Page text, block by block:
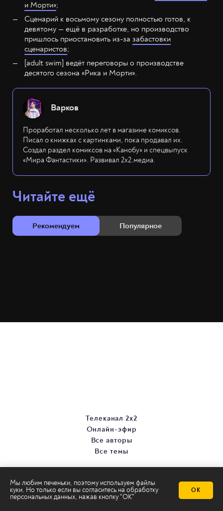
и Морти»;
Сценарий к восьмому сезону полностью готов, к
девятому — ещё в разработке, но производство
пришлось приостановить из-за забастовки
сценаристов;
[adult swim] ведёт переговоры о производстве
десятого сезона «Рика и Морти».
Варков
Проработал несколько лет в магазине комиксов.
Писал о книжках с картинками, пока продавал их.
Создал раздел комиксов на «Канобу» и спецвыпуск
«Мира Фантастики». Развивал 2х2.медиа.
Читайте ещё
Рекомендуем Популярное
Мы любим печеньки, поэтому используем файлы
куки. Но только если вы согласитесь на обработку
персональных данных, нажав кнопку "ОК"
ОК
Телеканал 2х2
Онлайн-эфир
Все авторы
Все темы